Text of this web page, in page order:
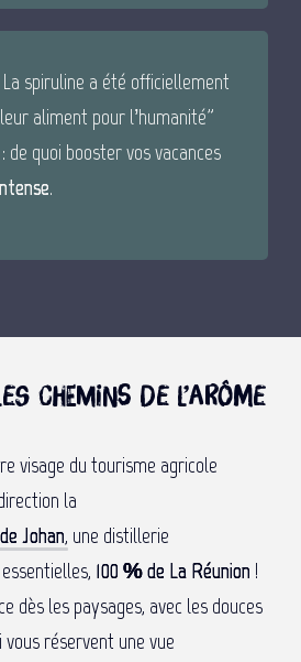
La spiruline a été officiellement
aliment pour l’humanité”
de quoi booster vos vacances
.
chemins de l’arôme
visage du tourisme agricole
la
Johan, une distillerie
100 % de La Réunion !
dès les paysages, avec les douces
réservent une vue